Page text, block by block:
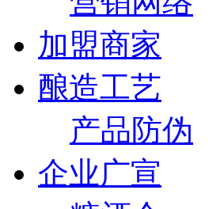
加盟商家
酿造工艺
产品防伪
企业广宣